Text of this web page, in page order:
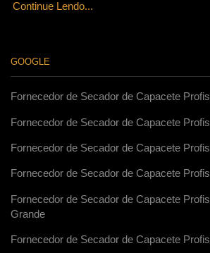
Continue Lendo...
GOOGLE
Fornecedor de Secador de Capacete
Fornecedor de Secador de Capacete
Fornecedor de Secador de Capacete
Fornecedor de Secador de Capacete
Fornecedor de Secador de Capacete
Grande
Fornecedor de Secador de Capacete